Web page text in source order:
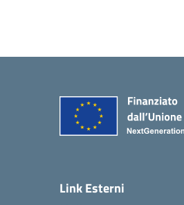
Link Esterni